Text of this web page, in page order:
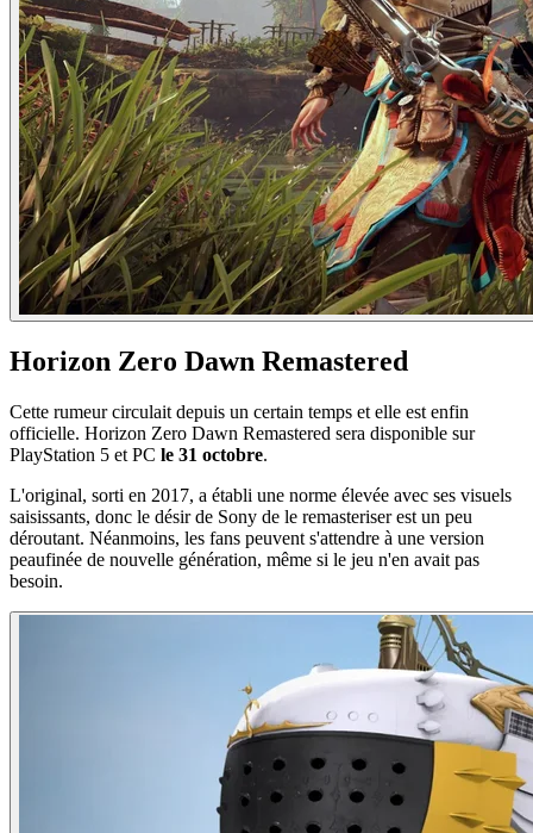
Horizon Zero Dawn Remastered
Cette rumeur circulait depuis un certain temps et elle est enfin
officielle. Horizon Zero Dawn Remastered sera disponible sur
PlayStation 5 et PC le 31 octobre.
L'original, sorti en 2017, a établi une norme élevée avec ses visuels
saisissants, donc le désir de Sony de le remasteriser est un peu
déroutant. Néanmoins, les fans peuvent s'attendre à une version
peaufinée de nouvelle génération, même si le jeu n'en avait pas
besoin.